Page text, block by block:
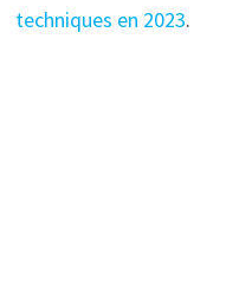
techniques en 2023.